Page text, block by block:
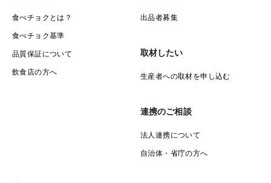
食べチョクとは？
食べチョク基準
品質保証について
飲食店の方へ
出品者募集
取材したい
生産者への取材を申し込む
連携のご相談
法人連携について
自治体・省庁の方へ